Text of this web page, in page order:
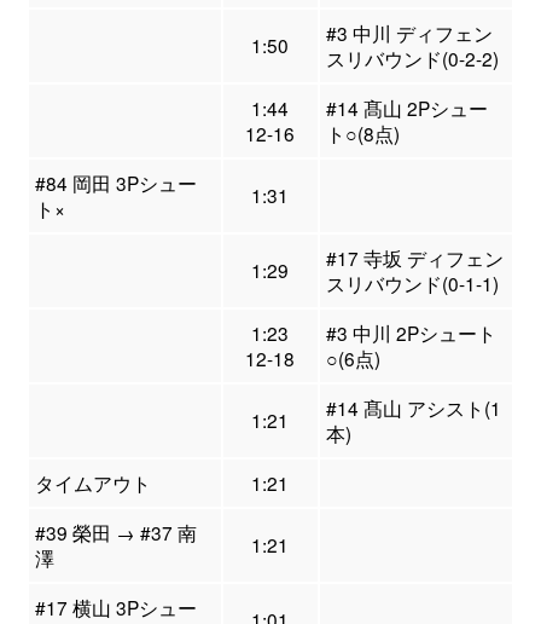
1:50
#3 中川 ディフェン
スリバウンド(0-2-2)
1:44
12-16
#14 髙山 2Pシュー
ト○(8点)
#84 岡田 3Pシュー
ト×
1:31
1:29
#17 寺坂 ディフェン
スリバウンド(0-1-1)
1:23
12-18
#3 中川 2Pシュート
○(6点)
1:21
#14 髙山 アシスト(1
本)
タイムアウト
1:21
#39 榮田 → #37 南
澤
1:21
#17 横山 3Pシュー